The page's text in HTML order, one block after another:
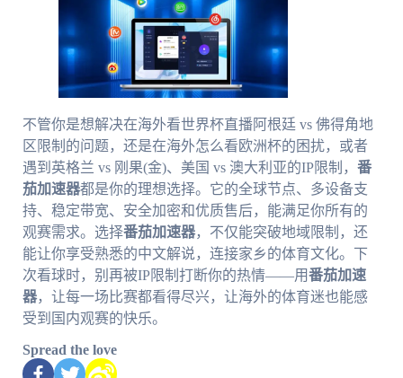
不管你是想解决在海外看世界杯直播阿根廷 vs 佛得角地
区限制的问题，还是在海外怎么看欧洲杯的困扰，或者
遇到英格兰 vs 刚果(金)、美国 vs 澳大利亚的IP限制， 番
茄加速器都是你的理想选择。它的全球节点、多设备支
持、稳定带宽、安全加密和优质售后，能满足你所有的
观赛需求。选择番茄加速器，不仅能突破地域限制，还
能让你享受熟悉的中文解说，连接家乡的体育文化。下
次看球时，别再被IP限制打断你的热情——用番茄加速
器，让每一场比赛都看得尽兴，让海外的体育迷也能感
受到国内观赛的快乐。
Spread the love